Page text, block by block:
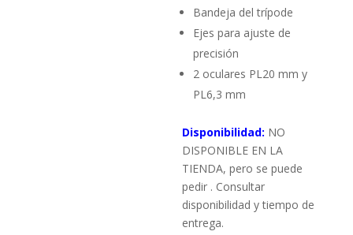
Bandeja del trípode
Ejes para ajuste de
precisión
2 oculares PL20 mm y
PL6,3 mm
Disponibilidad: NO
DISPONIBLE EN LA
TIENDA, pero se puede
pedir . Consultar
disponibilidad y tiempo de
entrega.